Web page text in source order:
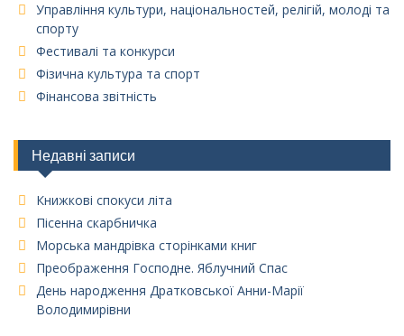
Управління культури, національностей, релігій, молоді та
спорту
Фестивалі та конкурси
Фізична культура та спорт
Фінансова звітність
Недавні записи
Книжкові спокуси літа
Пісенна скарбничка
Морська мандрівка сторінками книг
Преображення Господне. Яблучний Спас
День народження Дратковської Анни-Марії
Володимирівни